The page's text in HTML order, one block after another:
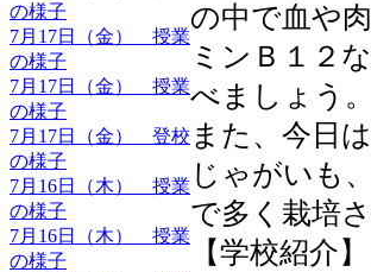
の様子
7月17日（金） 授業
の様子
7月17日（金） 授業
の様子
7月17日（金） 登校
の様子
7月16日（木） 授業
の様子
7月16日（木） 授業
の様子
の中で血や
ミンＢ１２
べましょう。
また、今日
じゃがいも
で多く栽培
【学校紹介